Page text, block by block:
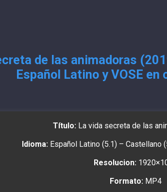
de las animadoras
Español Latino y VOSE en
Título: La vida secreta de las
Idioma: Español Latino (5.1) – Castellano
Resolucion:
Formato: MP4